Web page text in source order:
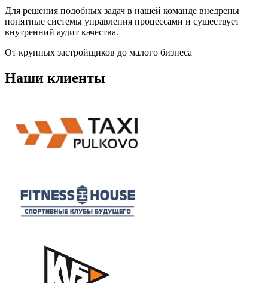
Для решения подобных задач в нашей команде внедрены
понятные системы управления процессами и существует
внутренний аудит качества.
От крупных застройщиков до малого бизнеса
Наши клиенты